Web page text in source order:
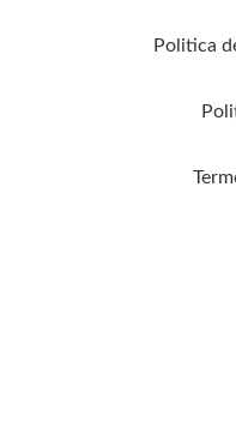
Politica